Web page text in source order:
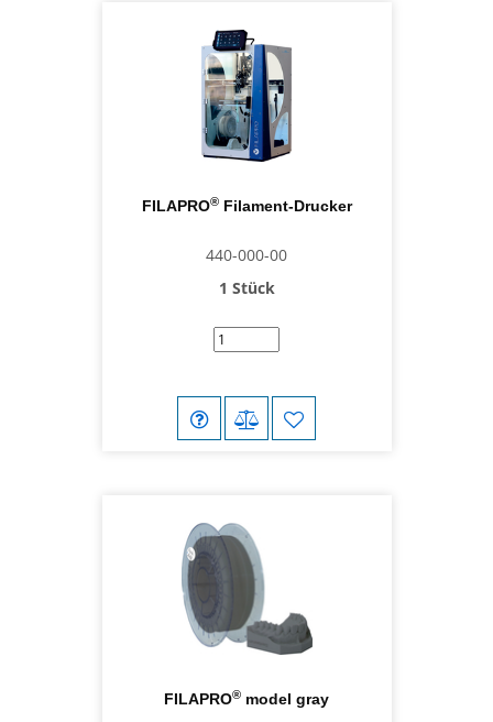
FILAPRO®Filament-Drucker
440-000-00
1 Stück
FILAPRO® model gray